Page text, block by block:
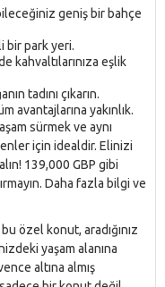
geniş bir bahçe
bir park yeri.
kahvaltılarınıza eşlik
tadını çıkarın.
avantajlarına yakınlık.
sürmek ve aynı
için idealdir. Elinizi
139,000 GBP gibi
Daha fazla bilgi ve
özel konut, aradığınız
yaşam alanına
altına almış